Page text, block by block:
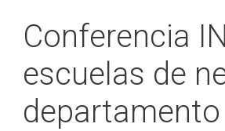
Conferencia
escuelas de